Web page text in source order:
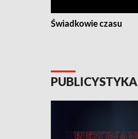
Świadkowie czasu
PUBLICYSTYKA